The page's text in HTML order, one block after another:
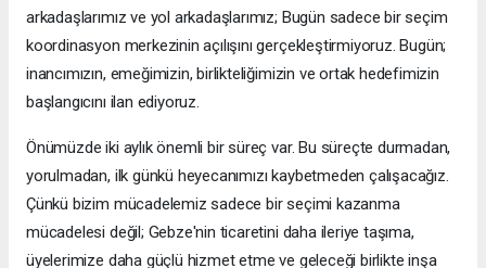
arkadaşlarımız ve yol arkadaşlarımız; Bugün sadece bir seçim
koordinasyon merkezinin açılışını gerçekleştirmiyoruz. Bugün;
inancımızın, emeğimizin, birlikteliğimizin ve ortak hedefimizin
başlangıcını ilan ediyoruz.
Önümüzde iki aylık önemli bir süreç var. Bu süreçte durmadan,
yorulmadan, ilk günkü heyecanımızı kaybetmeden çalışacağız.
Çünkü bizim mücadelemiz sadece bir seçimi kazanma
mücadelesi değil; Gebze'nin ticaretini daha ileriye taşıma,
üyelerimize daha güçlü hizmet etme ve geleceği birlikte inşa